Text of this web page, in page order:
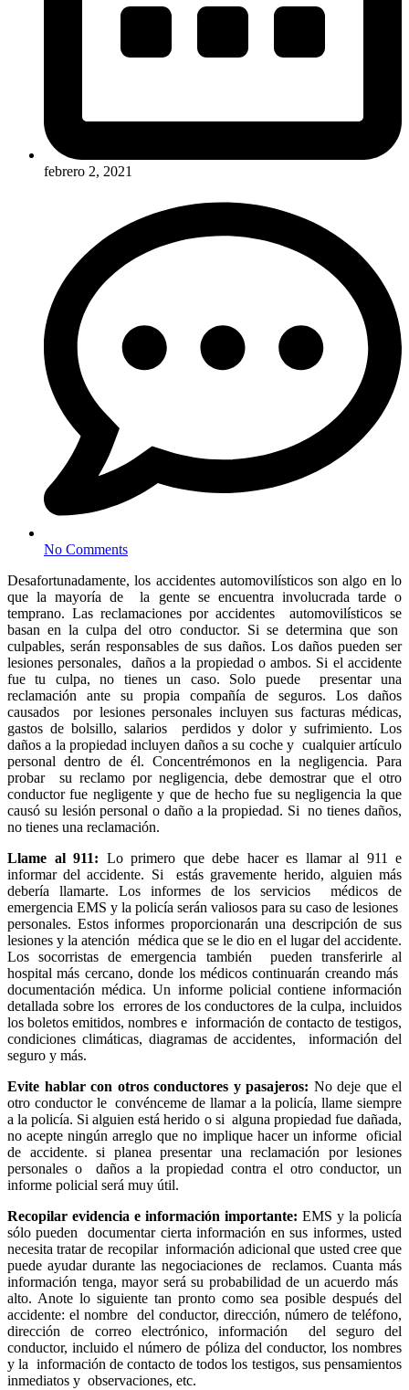
febrero 2, 2021
No Comments
Desafortunadamente, los accidentes automovilísticos son algo en lo
que la mayoría de la gente se encuentra involucrada tarde o
temprano. Las reclamaciones por accidentes automovilísticos se
basan en la culpa del otro conductor. Si se determina que son
culpables, serán responsables de sus daños. Los daños pueden ser
lesiones personales, daños a la propiedad o ambos. Si el accidente
fue tu culpa, no tienes un caso. Solo puede presentar una
reclamación ante su propia compañía de seguros. Los daños
causados por lesiones personales incluyen sus facturas médicas,
gastos de bolsillo, salarios perdidos y dolor y sufrimiento. Los
daños a la propiedad incluyen daños a su coche y cualquier artículo
personal dentro de él. Concentrémonos en la negligencia. Para
probar su reclamo por negligencia, debe demostrar que el otro
conductor fue negligente y quede hecho fue su negligencia la que
causó su lesión personal o daño a la propiedad. Si no tienes daños,
no tienes una reclamación.
Llame al 911: Lo primero que debe hacer es llamar al 911 e
informar del accidente. Si estás gravemente herido, alguien más
debería llamarte. Los informes de los servicios médicos de
emergencia EMS y la policía serán valiosos para su caso de lesiones
personales. Estos informes proporcionarán una descripción de sus
lesiones y la atención médica que se le dio en el lugar del accidente.
Los socorristas de emergencia también pueden transferirle al
hospital más cercano, donde los médicos continuarán creando más
documentación médica. Un informe policial contiene información
detallada sobre los errores de los conductores de la culpa, incluidos
los boletos emitidos, nombres e información de contacto de testigos,
condiciones climáticas, diagramas de accidentes, información del
seguro y más.
Evite hablar con otros conductores y pasajeros: No deje que el
otro conductor le convénceme de llamar a la policía, llame siempre
a la policía. Si alguien está herido o si alguna propiedad fue dañada,
no acepte ningún arreglo que no implique hacer un informe oficial
de accidente. si planea presentar una reclamación por lesiones
personales o daños a la propiedad contra el otro conductor, un
informe policial será muy útil.
Recopilar evidencia e información importante: EMS y la policía
sólo pueden documentar cierta información en sus informes, usted
necesita tratar de recopilar información adicional que usted cree que
puede ayudar durante las negociaciones de reclamos. Cuanta más
información tenga, mayor será su probabilidad de un acuerdo más
alto. Anote lo siguiente tan pronto como sea posible después del
accidente: el nombre del conductor, dirección, número de teléfono,
dirección de correo electrónico, información del seguro del
conductor, incluido el número de póliza del conductor, los nombres
y la información de contacto de todos los testigos, sus pensamientos
inmediatos y observaciones, etc.